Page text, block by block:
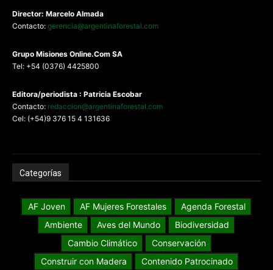
Director: Marcelo Almada
Contacto: gerencia@argentinaforestal.com
Grupo Misiones Online.Com SA
Tel: +54 (0376) 4425800
Editora/periodista : Patricia Escobar
Contacto: redaccion@argentinaforestal.com
Cel: (+54)9 376 15 4 131636
Categorías
AF Joven AF Mujeres Forestales
Agenda Forestal
Ambiente
Aves del Mundo
Biodiversidad
Cambio Climático
Conservación
Construir con Madera
Contenido Patrocinado